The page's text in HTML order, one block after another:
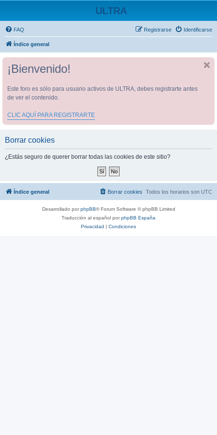
ULTRA
FAQ Identificarse
Registrarse
Índice general
¡Bienvenido!
Este foro es sólo para usuario activos de ULTRA, debes registrarte antes
de ver el contenido.
CLIC AQUÍ PARA REGISTRARTE
Borrar cookies
¿Estás seguro de querer borrar todas las cookies de este sitio?
Índice general Todos los horarios son UTC
Borrar cookies
Desarrollado porphpBB® Forum Software © phpBB Limited
Traducción al español porphpBB España
Privacidad | Condiciones